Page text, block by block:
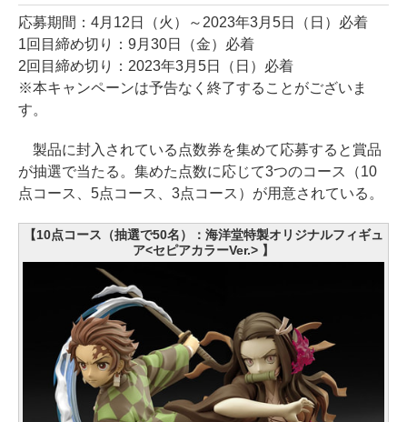
応募期間：4月12日（火）～2023年3月5日（日）必着
1回目締め切り：9月30日（金）必着
2回目締め切り：2023年3月5日（日）必着
※本キャンペーンは予告なく終了することがございま
す。
製品に封入されている点数券を集めて応募すると賞品
が抽選で当たる。集めた点数に応じて3つのコース（10
点コース、5点コース、3点コース）が用意されている。
【10点コース（抽選で50名）：海洋堂特製オリジナルフィギュ
ア<セピアカラーVer.> 】